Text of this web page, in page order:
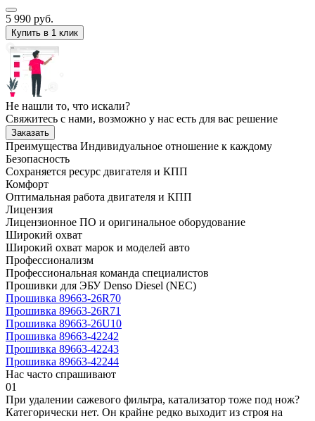
5 990 руб.
Купить в 1 клик
Не нашли то, что искали?
Свяжитесь с нами, возможно у нас есть для вас решение
Заказать
Преимущества Индивидуальное отношение к каждому
Безопасность
Сохраняется ресурс двигателя и КПП
Комфорт
Оптимальная работа двигателя и КПП
Лицензия
Лицензионное ПО и оригинальное оборудование
Широкий охват
Широкий охват марок и моделей авто
Профессионализм
Профессиональная команда специалистов
Прошивки для ЭБУ Denso Diesel (NEC)
Прошивка 89663-26R70
Прошивка 89663-26R71
Прошивка 89663-26U10
Прошивка 89663-42242
Прошивка 89663-42243
Прошивка 89663-42244
Нас часто спрашивают
01
При удалении сажевого фильтра, катализатор тоже под нож?
Категорически нет. Он крайне редко выходит из строя на